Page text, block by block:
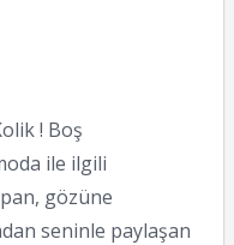
! Boş
ile ilgili
gözüne
seninle paylaşan